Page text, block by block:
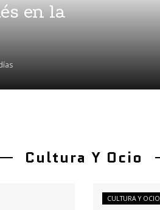
en la
Cultura Y Ocio
CULTURA Y OCIO